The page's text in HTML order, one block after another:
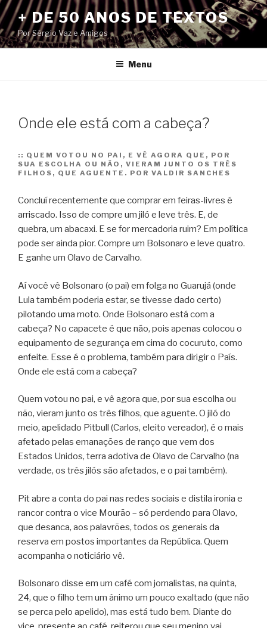
Pular
para
o
conteúdo
+ DE 50 ANOS DE TEXTOS
Por Sérgio Vaz e Amigos
Menu
Onde ele está com a cabeça?
:: QUEM VOTOU NO PAI, E VÊ AGORA QUE, POR
SUA ESCOLHA OU NÃO, VIERAM JUNTO OS TRÊS
FILHOS, QUE AGUENTE. POR VALDIR SANCHES
Concluí recentemente que comprar em feiras-livres é
arriscado. Isso de compre um jiló e leve três. E, de
quebra, um abacaxi. E se for mercadoria ruim? Em política
pode ser ainda pior. Compre um Bolsonaro e leve quatro.
E ganhe um Olavo de Carvalho.
Aí você vê Bolsonaro (o pai) em folga no Guarujá (onde
Lula também poderia estar, se tivesse dado certo)
pilotando uma moto. Onde Bolsonaro está com a
cabeça? No capacete é que não, pois apenas colocou o
equipamento de segurança em cima do cocuruto, como
enfeite. Esse é o problema, também para dirigir o País.
Onde ele está com a cabeça?
Quem votou no pai, e vê agora que, por sua escolha ou
não, vieram junto os três filhos, que aguente. O jiló do
meio, apelidado Pitbull (Carlos, eleito vereador), é o mais
afetado pelas emanações de ranço que vem dos
Estados Unidos, terra adotiva de Olavo de Carvalho (na
verdade, os três jilós são afetados, e o pai também).
Pit abre a conta do pai nas redes sociais e distila ironia e
rancor contra o vice Mourão – só perdendo para Olavo,
que desanca, aos palavrões, todos os generais da
reserva em postos importantes da República. Quem
acompanha o noticiário vê.
Bolsonaro disse em um café com jornalistas, na quinta,
24, que o filho tem um ânimo um pouco exaltado (que não
se perca pelo apelido), mas está tudo bem. Diante do